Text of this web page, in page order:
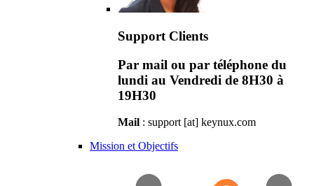
Support Clients
Par mail ou par téléphone du
lundi au Vendredi de 8H30 à
19H30
Mail : support [at] keynux.com
Mission et Objectifs